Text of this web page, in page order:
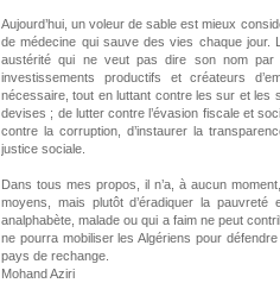
Aujourd’hui, un voleur de sable est mieux
de médecine qui sauve des vies chaque jour.
austérité qui ne veut pas dire son nom
investissements productifs et créateurs
nécessaire, tout en luttant contre les sur et les
devises ; de lutter contre l’évasion fiscale et
contre la corruption, d’instaurer la
justice sociale.
Dans tous mes propos, il n’a, à aucun
moyens, mais plutôt d’éradiquer la
analphabète, malade ou qui a faim ne peut
ne pourra mobiliser les Algériens pour
pays de rechange.
Mohand Aziri